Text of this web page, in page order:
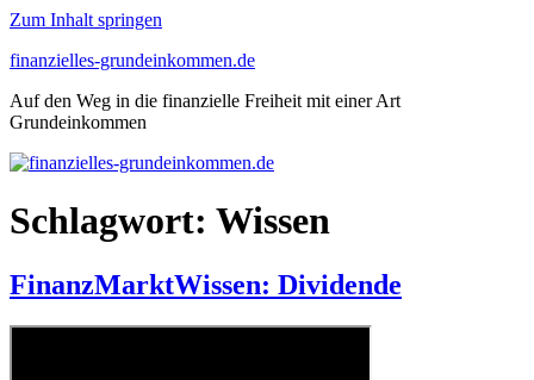
Zum Inhalt springen
finanzielles-grundeinkommen.de
Auf den Weg in die finanzielle Freiheit mit einer Art
Grundeinkommen
Schlagwort: Wissen
FinanzMarktWissen: Dividende